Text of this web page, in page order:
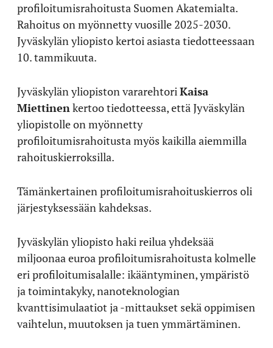
profiloitumisrahoitusta Suomen Akatemialta.
Rahoitus on myönnetty vuosille 2025-2030.
Jyväskylän yliopisto kertoi asiasta tiedotteessaan
10. tammikuuta.
Jyväskylän yliopiston vararehtoriKaisa
Miettinenkertoo tiedotteessa, että Jyväskylän
yliopistolle on myönnetty
profiloitumisrahoitusta myös kaikilla aiemmilla
rahoituskierroksilla.
Tämänkertainen profiloitumisrahoituskierros oli
järjestyksessään kahdeksas.
Jyväskylän yliopisto haki reilua yhdeksää
miljoonaa euroa profiloitumisrahoitusta kolmelle
eri profiloitumisalalle: ikääntyminen, ympäristö
ja toimintakyky, nanoteknologian
kvanttisimulaatiot ja -mittaukset sekä oppimisen
vaihtelun, muutoksen ja tuen ymmärtäminen.